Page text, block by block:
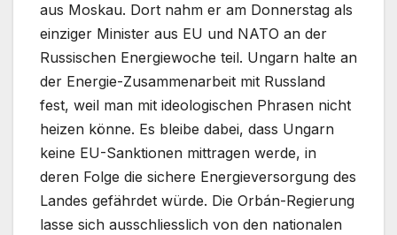
aus Moskau. Dort nahm er am Donnerstag als
einziger Minister aus EU und NATO an der
Russischen Energiewoche teil. Ungarn halte an
der Energie-Zusammenarbeit mit Russland
fest, weil man mit ideologischen Phrasen nicht
heizen könne. Es bleibe dabei, dass Ungarn
keine EU-Sanktionen mittragen werde, in
deren Folge die sichere Energieversorgung des
Landes gefährdet würde. Die Orbán-Regierung
lasse sich ausschliesslich von den nationalen